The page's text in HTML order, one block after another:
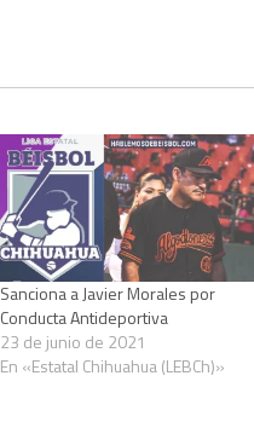
Sanciona a Javier Morales por
Conducta Antideportiva
23 de junio de 2021
En «Estatal Chihuahua (LEBCh)»